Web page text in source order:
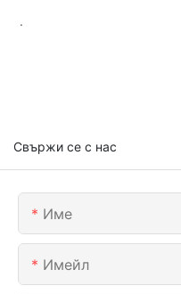
.
Свържи се с нас
Име
Имейл